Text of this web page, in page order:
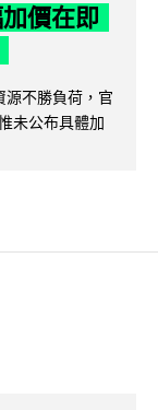
價在即
源不勝負荷，官
未公布具體加